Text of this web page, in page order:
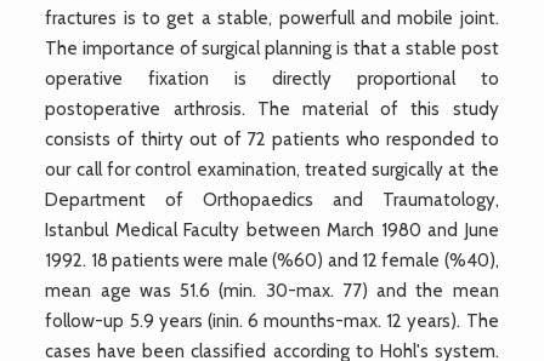
fractures is to get a stable, powerfull and mobile joint.
The importance of surgical planning is that a stable post
operative fixation is directly proportional to
postoperative arthrosis. The material of this study
consists of thirty out of 72 patients who responded to
our call for control examination, treated surgically at the
Department of Orthopaedics and Traumatology,
Istanbul Medical Faculty between March 1980 and June
1992. 18 patients were male (%60) and 12 female (%40),
mean age was 51.6 (min. 30-max. 77) and the mean
follow-up 5.9 years (inin. 6 mounths-max. 12 years). The
cases have been classified according to Hohl's system.